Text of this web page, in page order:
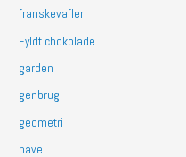
franskevafler
Fyldt chokolade
garden
genbrug
geometri
have